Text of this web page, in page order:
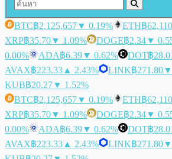
BTC฿2,125,657▼ 0.19% ETH฿
XRP฿35.70▼ 1.09% DOGE฿2.34▼
0.00%
ADA฿6.39▼ 0.62% DOT฿
AVAX฿223.33 ▲ 2.43% LINK฿271.80▼
KUB฿20.27▼ 1.52%
BTC฿2,125,657▼ 0.19% ETH฿
XRP฿35.70▼ 1.09% DOGE฿2.34▼
0.00%
ADA฿6.39▼ 0.62% DOT฿
AVAX฿223.33 ▲ 2.43% LINK฿271.80▼